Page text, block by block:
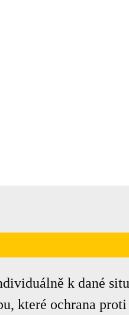
k dané
které ochrana